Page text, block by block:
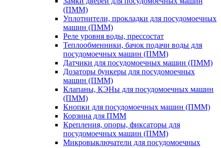
(ПММ)
Уплотнители, прокладки для посудомоечных
машин (ПММ)
Реле уровня воды, прессостат
Теплообменники, бачок подачи воды для
посудомоечных машин (ПММ)
Датчики для посудомоечных машин (ПММ)
Дозаторы бункеры для посудомоечных
машин (ПММ)
Клапаны, КЭНы для посудомоечных машин
(ПММ)
Кнопки для посудомоечных машин (ПММ)
Корзина для ПММ
Крепления, опоры, фиксаторы для
посудомоечных машин (ПММ)
Микровыключатели для посудомоечных